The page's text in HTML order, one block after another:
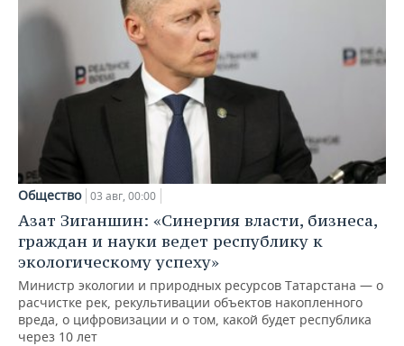
Общество 03 авг, 00:00
Азат Зиганшин: «Синергия власти, бизнеса,
граждан и науки ведет республику к
экологическому успеху»
Министр экологии и природных ресурсов Татарстана — о
расчистке рек, рекультивации объектов накопленного
вреда, о цифровизации и о том, какой будет республика
через 10 лет